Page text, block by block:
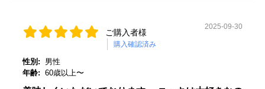
ご購入者様
購入確認済み
2025-09-30
性別:
男性
年齢: 60歳以上〜